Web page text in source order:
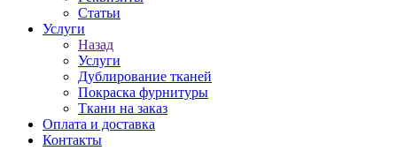
Статьи
Услуги
Назад
Услуги
Дублирование тканей
Покраска фурнитуры
Ткани на заказ
Оплата и доставка
Контакты